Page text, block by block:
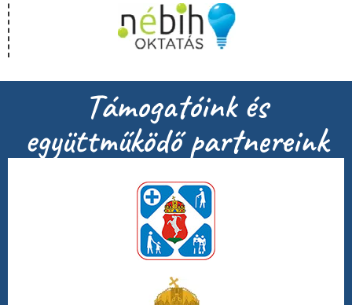
Támogatóink és
együttműködő partnereink